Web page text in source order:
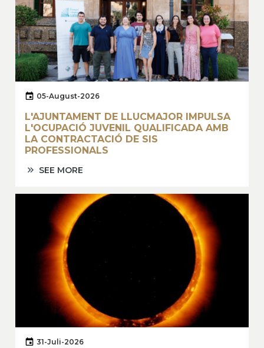
05-August-2026
L'AJUNTAMENT DE LLUCMAJOR IMPULSA
L'OCUPACIÓ JUVENIL QUALIFICADA AMB
LA CONTRACTACIÓ DE SIS
PROFESSIONALS
SEE MORE
31-Juli-2026